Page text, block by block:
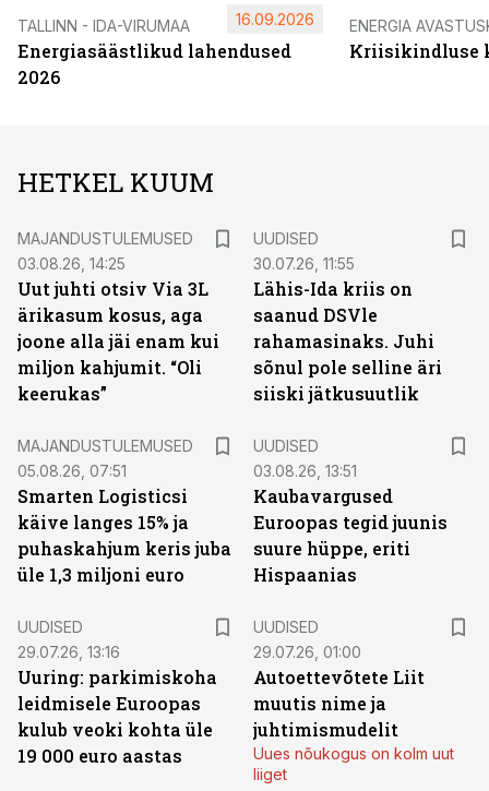
TALLINN - IDA-VIRUMAA
Energiasäästlikud lahendused
2026
16.09.2026 ENERGIA
Kriisikindluse
HETKEL KUUM
MAJANDUSTULEMUSED
03.08.26, 14:25
Uut juhti otsiv Via 3L
ärikasum kosus, aga
joone alla jäi enam kui
miljon kahjumit. “Oli
keerukas”
UUDISED
30.07.26, 11:55
Lähis-Ida kriis on
saanud DSVle
rahamasinaks. Juhi
sõnul pole selline äri
siiski jätkusuutlik
MAJANDUSTULEMUSED
05.08.26, 07:51
Smarten Logisticsi
käive langes 15% ja
puhaskahjum keris juba
üle 1,3 miljoni euro
UUDISED
03.08.26, 13:51
Kaubavargused
Euroopas tegid juunis
suure hüppe, eriti
Hispaanias
UUDISED
29.07.26, 13:16
Uuring: parkimiskoha
leidmisele Euroopas
kulub veoki kohta üle
19 000 euro aastas
UUDISED
29.07.26, 01:00
Autoettevõtete Liit
muutis nime ja
juhtimismudelit
Uues nõukogus on kolm uut
liiget